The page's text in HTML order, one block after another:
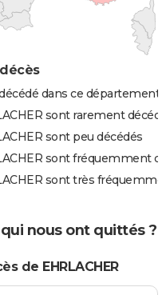
décès
dans ce département
sont rarement
sont peu décédés
sont fréquemment
sont très
qui nous ont quittés ?
de EHRLACHER